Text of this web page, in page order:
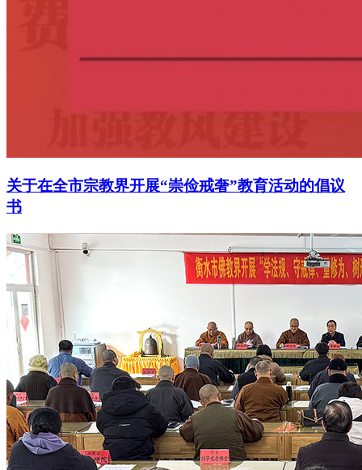
关于在全市宗教界开展“崇俭戒奢”教育活动的倡议
书